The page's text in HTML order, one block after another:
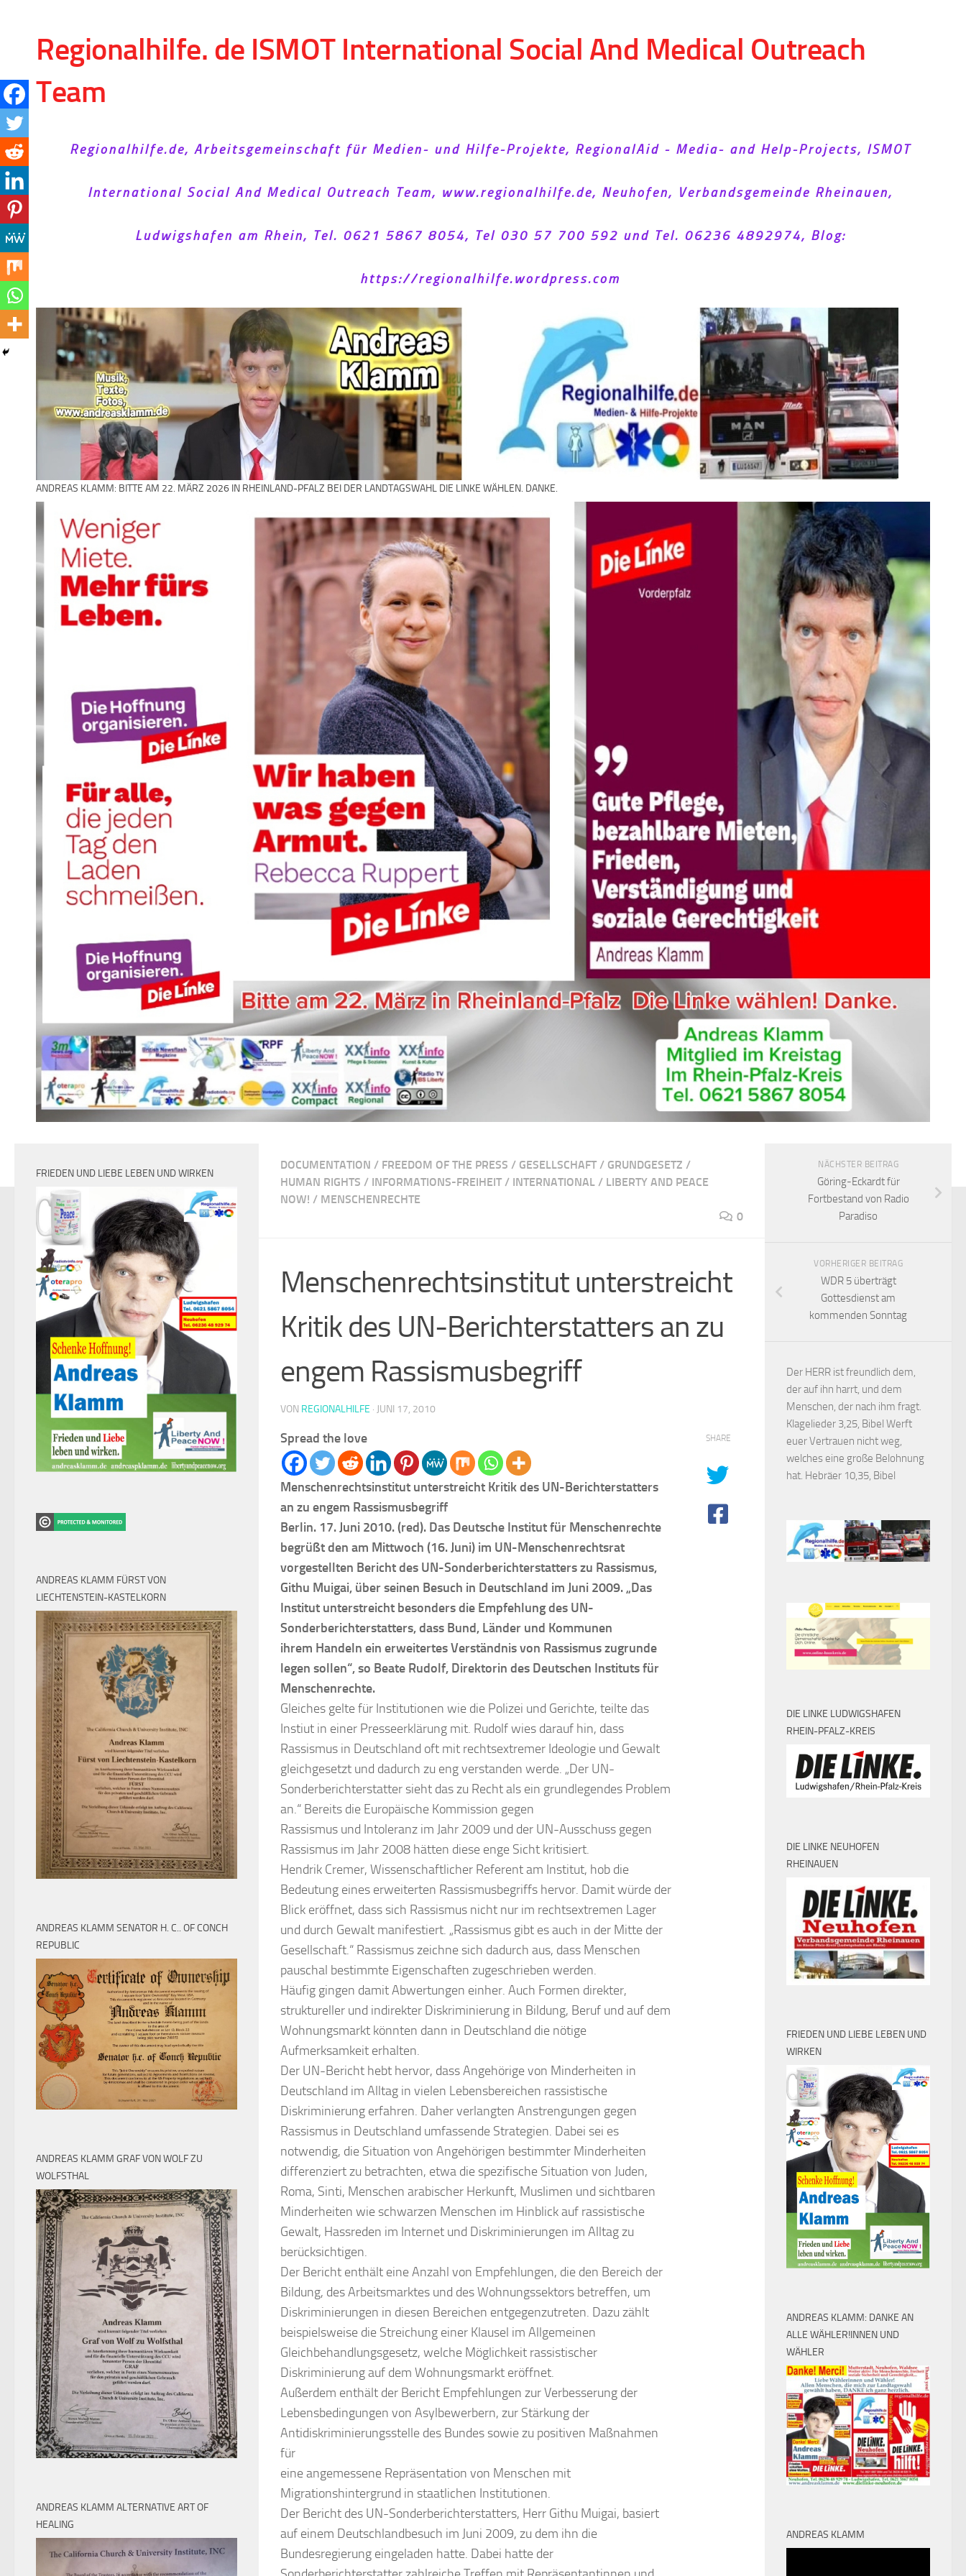
Regionalhilfe. de ISMOT International Social And Medical Outreach
Team
Regionalhilfe.de, Arbeitsgemeinschaft für Medien- und Hilfe-Projekte, RegionalAid - Media- and Help-Projects, ISMOT
International Social And Medical Outreach Team, www.regionalhilfe.de, Neuhofen, Verbandsgemeinde Rheinauen,
Ludwigshafen am Rhein, Tel. 0621 5867 8054, Tel 030 57 700 592 und Tel. 06236 4892974, Blog:
https://regionalhilfe.wordpress.com
ANDREAS KLAMM: BITTE AM 22. MÄRZ 2026 IN RHEINLAND-PFALZ BEI DER LANDTAGSWAHL DIE LINKE WÄHLEN. DANKE.
DOCUMENTATION / FREEDOM OF THE PRESS / GESELLSCHAFT / GRUNDGESETZ /
HUMAN RIGHTS / INFORMATIONS-FREIHEIT / INTERNATIONAL / LIBERTY AND PEACE
NOW! / MENSCHENRECHTE
0
Menschenrechtsinstitut unterstreicht
Kritik des UN-Berichterstatters an zu
engem Rassismusbegriff
VON REGIONALHILFE · JUNI 17, 2010
Spread the love
Menschenrechtsinstitut unterstreicht Kritik des UN-Berichterstatters
an zu engem Rassismusbegriff
Berlin. 17. Juni 2010. (red). Das Deutsche Institut für Menschenrechte
begrüßt den am Mittwoch (16. Juni) im UN-Menschenrechtsrat
vorgestellten Bericht des UN-Sonderberichterstatters zu Rassismus,
Githu Muigai, über seinen Besuch in Deutschland im Juni 2009. „Das
Institut unterstreicht besonders die Empfehlung des UN-
Sonderberichterstatters, dass Bund, Länder und Kommunen
ihrem Handeln ein erweitertes Verständnis von Rassismus zugrunde
legen sollen“, so Beate Rudolf, Direktorin des Deutschen Instituts für
Menschenrechte.
Gleiches gelte für Institutionen wie die Polizei und Gerichte, teilte das
Instiut in einer Presseerklärung mit. Rudolf wies darauf hin, dass
Rassismus in Deutschland oft mit rechtsextremer Ideologie und Gewalt
gleichgesetzt und dadurch zu eng verstanden werde. „Der UN-
Sonderberichterstatter sieht das zu Recht als ein grundlegendes Problem
an.“ Bereits die Europäische Kommission gegen
Rassismus und Intoleranz im Jahr 2009 und der UN-Ausschuss gegen
Rassismus im Jahr 2008 hätten diese enge Sicht kritisiert.
Hendrik Cremer, Wissenschaftlicher Referent am Institut, hob die
Bedeutung eines erweiterten Rassismusbegriffs hervor. Damit würde der
Blick eröffnet, dass sich Rassismus nicht nur im rechtsextremen Lager
und durch Gewalt manifestiert. „Rassismus gibt es auch in der Mitte der
Gesellschaft.“ Rassismus zeichne sich dadurch aus, dass Menschen
pauschal bestimmte Eigenschaften zugeschrieben werden.
Häufig gingen damit Abwertungen einher. Auch Formen direkter,
struktureller und indirekter Diskriminierung in Bildung, Beruf und auf dem
Wohnungsmarkt könnten dann in Deutschland die nötige
Aufmerksamkeit erhalten.
Der UN-Bericht hebt hervor, dass Angehörige von Minderheiten in
Deutschland im Alltag in vielen Lebensbereichen rassistische
Diskriminierung erfahren. Daher verlangten Anstrengungen gegen
Rassismus in Deutschland umfassende Strategien. Dabei sei es
notwendig, die Situation von Angehörigen bestimmter Minderheiten
differenziert zu betrachten, etwa die spezifische Situation von Juden,
Roma, Sinti, Menschen arabischer Herkunft, Muslimen und sichtbaren
Minderheiten wie schwarzen Menschen im Hinblick auf rassistische
Gewalt, Hassreden im Internet und Diskriminierungen im Alltag zu
berücksichtigen.
Der Bericht enthält eine Anzahl von Empfehlungen, die den Bereich der
Bildung, des Arbeitsmarktes und des Wohnungssektors betreffen, um
Diskriminierungen in diesen Bereichen entgegenzutreten. Dazu zählt
beispielsweise die Streichung einer Klausel im Allgemeinen
Gleichbehandlungsgesetz, welche Möglichkeit rassistischer
Diskriminierung auf dem Wohnungsmarkt eröffnet.
Außerdem enthält der Bericht Empfehlungen zur Verbesserung der
Lebensbedingungen von Asylbewerbern, zur Stärkung der
Antidiskriminierungsstelle des Bundes sowie zu positiven Maßnahmen
für
eine angemessene Repräsentation von Menschen mit
Migrationshintergrund in staatlichen Institutionen.
Der Bericht des UN-Sonderberichterstatters, Herr Githu Muigai, basiert
auf einem Deutschlandbesuch im Juni 2009, zu dem ihn die
Bundesregierung eingeladen hatte. Dabei hatte der
SHARE
FRIEDEN UND LIEBE LEBEN UND WIRKEN
ANDREAS KLAMM FÜRST VON
LIECHTENSTEIN-KASTELKORN
ANDREAS KLAMM SENATOR H. C.. OF CONCH
REPUBLIC
ANDREAS KLAMM GRAF VON WOLF ZU
WOLFSTHAL
ANDREAS KLAMM ALTERNATIVE ART OF
HEALING
NÄCHSTER BEITRAG
Göring-Eckardt für
Fortbestand von Radio
Paradiso
VORHERIGER BEITRAG
WDR 5 überträgt
Gottesdienst am
kommenden Sonntag
Der HERR ist freundlich dem,
der auf ihn harrt, und dem
Menschen, der nach ihm fragt.
Klagelieder 3,25, Bibel Werft
euer Vertrauen nicht weg,
welches eine große Belohnung
hat. Hebräer 10,35, Bibel
DIE LINKE LUDWIGSHAFEN
RHEIN-PFALZ-KREIS
DIE LINKE NEUHOFEN
RHEINAUEN
FRIEDEN UND LIEBE LEBEN UND
WIRKEN
ANDREAS KLAMM: DANKE AN
ALLE WÄHLER!INNEN UND
WÄHLER
ANDREAS KLAMM